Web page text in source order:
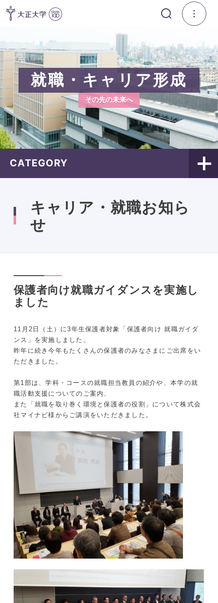
就職・キャリア形成
その先の未来へ
CATEGORY
キャリア・就職お知ら
せ
保護者向け就職ガイダンスを実施し
ました
11月2日（土）に3年生保護者対象「保護者向け 就職ガイダ
ンス」を実施しました。
昨年に続き今年もたくさんの保護者のみなさまにご出席をい
ただきました。
第1部は、学科・コースの就職担当教員の紹介や、本学の就
職活動支援についてのご案内、
また「就職を取り巻く環境と保護者の役割」について株式会
社マイナビ様からご講演をいただきました。